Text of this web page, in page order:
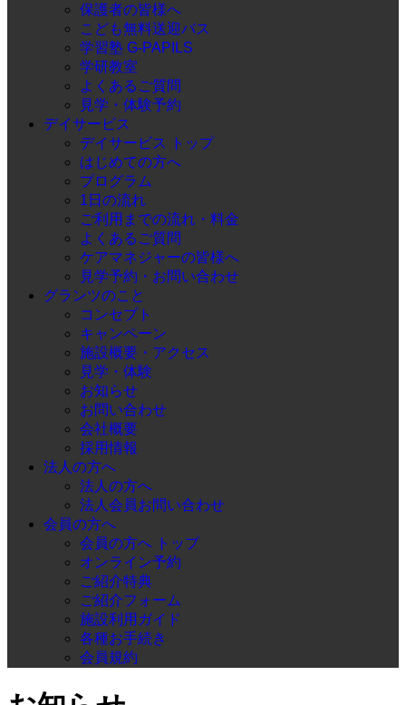
保護者の皆様へ
こども無料送迎バス
学習塾 G-PAPILS
学研教室
よくあるご質問
見学・体験予約
デイサービス
デイサービス トップ
はじめての方へ
プログラム
1日の流れ
ご利用までの流れ・料金
よくあるご質問
ケアマネジャーの皆様へ
見学予約・お問い合わせ
グランツのこと
コンセプト
キャンペーン
施設概要・アクセス
見学・体験
お知らせ
お問い合わせ
会社概要
採用情報
法人の方へ
法人の方へ
法人会員お問い合わせ
会員の方へ
会員の方へ トップ
オンライン予約
ご紹介特典
ご紹介フォーム
施設利用ガイド
各種お手続き
会員規約